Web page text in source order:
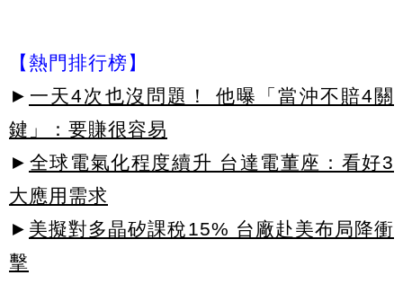
【熱門排行榜】
► 一天4次也沒問題！ 他曝「當沖不賠4關
鍵」：要賺很容易
► 全球電氣化程度續升 台達電董座：看好3
大應用需求
► 美擬對多晶矽課稅15% 台廠赴美布局降衝
擊